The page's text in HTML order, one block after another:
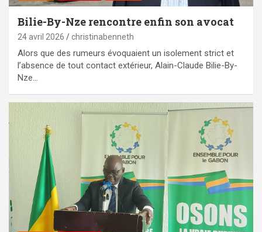
Bilie-By-Nze rencontre enfin son avocat
24 avril 2026 christinabenneth
Alors que des rumeurs évoquaient un isolement strict et
l’absence de tout contact extérieur, Alain-Claude Bilie-By-
Nze…